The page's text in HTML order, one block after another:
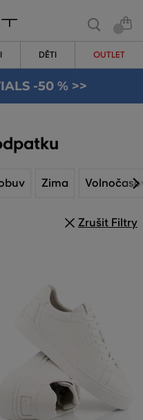
DĚTI OUTLET
-50 % >>
Zima
Zrušit Filtry